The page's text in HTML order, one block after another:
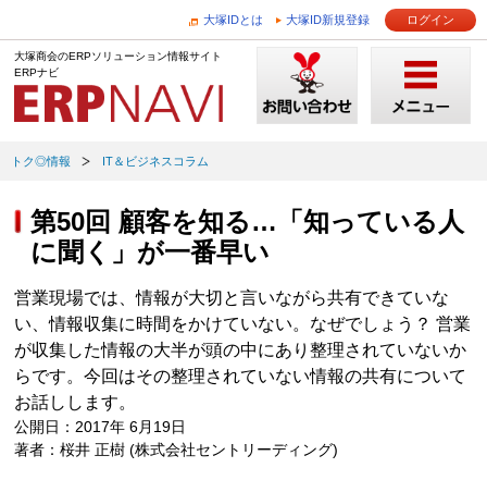
大塚IDとは 大塚ID新規登録 ログイン
大塚商会のERPソリューション情報サイト
ERPナビ
トク◎情報 IT＆ビジネスコラム
第50回 顧客を知る…「知っている人
に聞く」が一番早い
営業現場では、情報が大切と言いながら共有できていな
い、情報収集に時間をかけていない。なぜでしょう？ 営業
が収集した情報の大半が頭の中にあり整理されていないか
らです。今回はその整理されていない情報の共有について
お話しします。
公開日：2017年 6月19日
著者：桜井 正樹 (株式会社セントリーディング)